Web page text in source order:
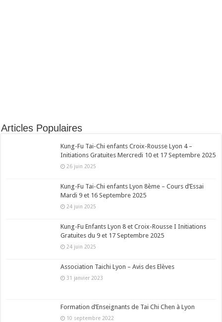
Articles Populaires
Kung-Fu Tai-Chi enfants Croix-Rousse Lyon 4 –
Initiations Gratuites Mercredi 10 et 17 Septembre 2025
26 juin 2025
Kung-Fu Tai-Chi enfants Lyon 8ème – Cours d’Essai
Mardi 9 et 16 Septembre 2025
24 juin 2025
Kung-Fu Enfants Lyon 8 et Croix-Rousse I Initiations
Gratuites du 9 et 17 Septembre 2025
24 juin 2025
Association Taichi Lyon – Avis des Elèves
31 janvier 2023
Formation d’Enseignants de Tai Chi Chen à Lyon
10 septembre 2022